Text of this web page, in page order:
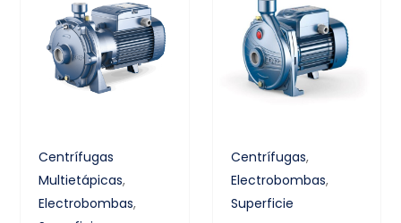
Centrífugas
Multietápicas,
Electrobombas,
Centrífugas,
Electrobombas,
Superficie